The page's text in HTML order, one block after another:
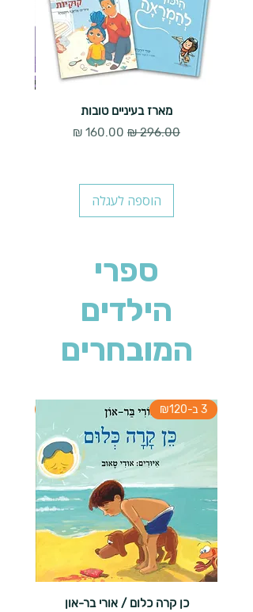
מארז בעיניים טובות
מחיר רגיל
מחיר מבצע
הוספה לעגלה
ספרי
הילדים
המובחרים
3 ב-₪120
כן קרה כלום / אורי בר-און